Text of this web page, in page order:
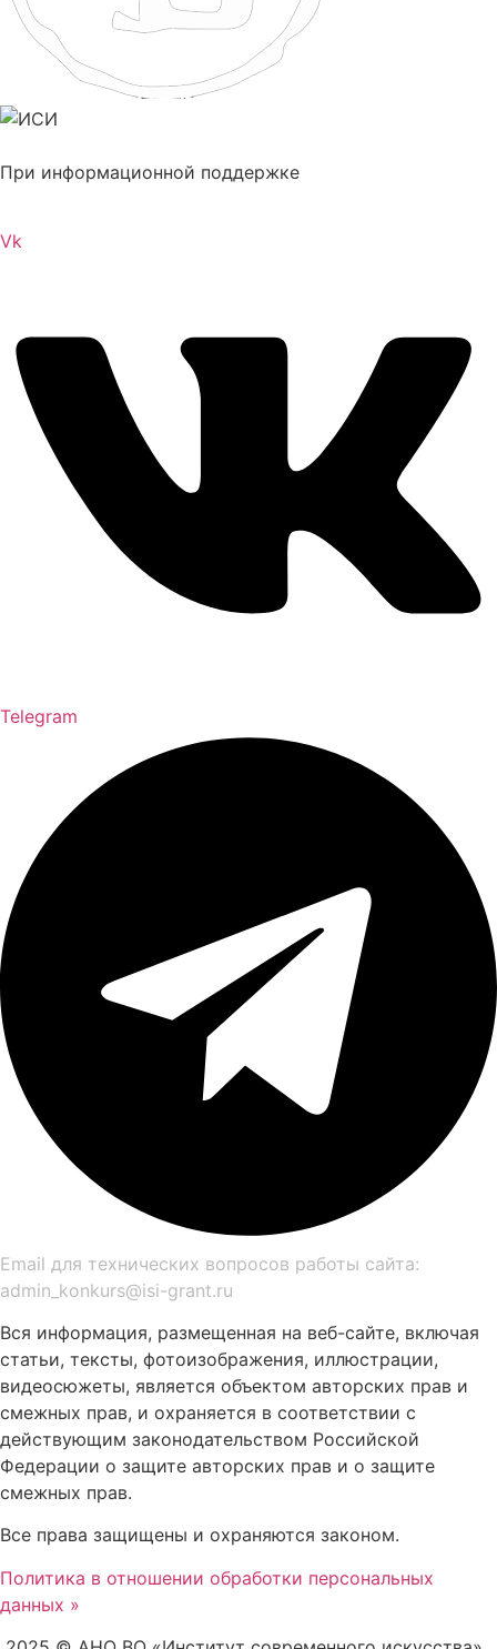
При информационной поддержке
Vk
Telegram
Email для технических вопросов работы сайта:
admin_konkurs@isi-grant.ru
Вся информация, размещенная на веб-сайте, включая
статьи, тексты, фотоизображения, иллюстрации,
видеосюжеты, является объектом авторских прав и
смежных прав, и охраняется в соответствии с
действующим законодательством Российской
Федерации о защите авторских прав и о защите
смежных прав.
Все права защищены и охраняются законом.
Политика в отношении обработки персональных
данных »